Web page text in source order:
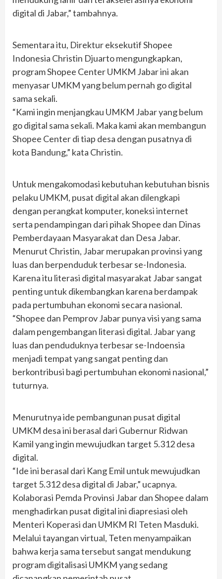
digital di Jabar,” tambahnya.
Sementara itu, Direktur eksekutif Shopee
Indonesia Christin Djuarto mengungkapkan,
program Shopee Center UMKM Jabar ini akan
menyasar UMKM yang belum pernah go digital
sama sekali.
“Kami ingin menjangkau UMKM Jabar yang belum
go digital sama sekali. Maka kami akan membangun
Shopee Center di tiap desa dengan pusatnya di
kota Bandung,” kata Christin.
Untuk mengakomodasi kebutuhan kebutuhan bisnis
pelaku UMKM, pusat digital akan dilengkapi
dengan perangkat komputer, koneksi internet
serta pendampingan dari pihak Shopee dan Dinas
Pemberdayaan Masyarakat dan Desa Jabar.
Menurut Christin, Jabar merupakan provinsi yang
luas dan berpenduduk terbesar se-Indonesia.
Karena itu literasi digital masyarakat Jabar sangat
penting untuk dikembangkan karena berdampak
pada pertumbuhan ekonomi secara nasional.
“Shopee dan Pemprov Jabar punya visi yang sama
dalam pengembangan literasi digital. Jabar yang
luas dan penduduknya terbesar se-Indoensia
menjadi tempat yang sangat penting dan
berkontribusi bagi pertumbuhan ekonomi nasional,”
tuturnya.
Menurutnya ide pembangunan pusat digital
UMKM desa ini berasal dari Gubernur Ridwan
Kamil yang ingin mewujudkan target 5.312 desa
digital.
“Ide ini berasal dari Kang Emil untuk mewujudkan
target 5.312 desa digital di Jabar,” ucapnya.
Kolaborasi Pemda Provinsi Jabar dan Shopee dalam
menghadirkan pusat digital ini diapresiasi oleh
Menteri Koperasi dan UMKM RI Teten Masduki.
Melalui tayangan virtual, Teten menyampaikan
bahwa kerja sama tersebut sangat mendukung
program digitalisasi UMKM yang sedang